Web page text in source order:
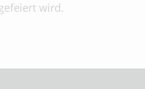
wird.